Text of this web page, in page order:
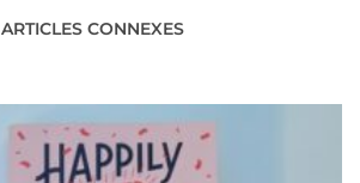
ARTICLES CONNEXES